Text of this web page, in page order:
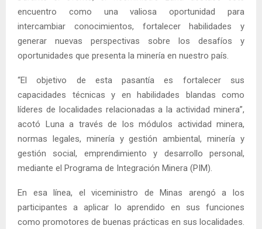
encuentro como una valiosa oportunidad para
intercambiar conocimientos, fortalecer habilidades y
generar nuevas perspectivas sobre los desafíos y
oportunidades que presenta la minería en nuestro país.
“El objetivo de esta pasantía es fortalecer sus
capacidades técnicas y en habilidades blandas como
líderes de localidades relacionadas a la actividad minera”,
acotó Luna a través de los módulos actividad minera,
normas legales, minería y gestión ambiental, minería y
gestión social, emprendimiento y desarrollo personal,
mediante el Programa de Integración Minera (PIM).
En esa línea, el viceministro de Minas arengó a los
participantes a aplicar lo aprendido en sus funciones
como promotores de buenas prácticas en sus localidades.